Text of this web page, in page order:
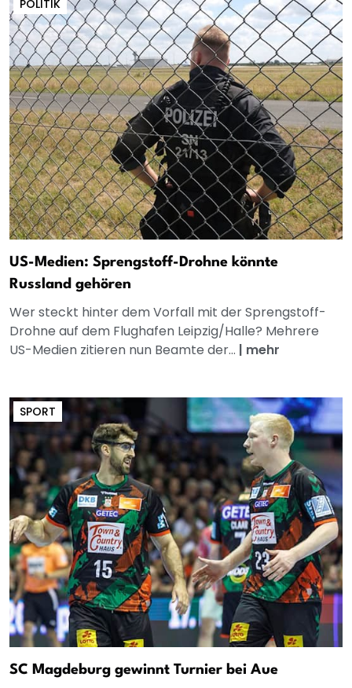
POLITIK
US-Medien: Sprengstoff-Drohne könnte
Russland gehören
Wer steckt hinter dem Vorfall mit der Sprengstoff-
Drohne auf dem Flughafen Leipzig/Halle? Mehrere
US-Medien zitieren nun Beamte der... | mehr
SPORT
SC Magdeburg gewinnt Turnier bei Aue